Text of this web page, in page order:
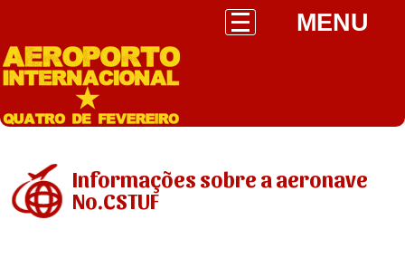
MENU
Informações sobre a aeronave
No.CSTUF